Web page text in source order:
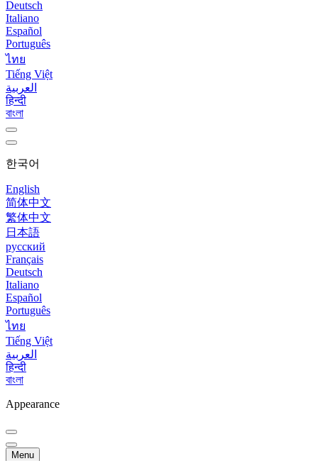
Deutsch
Italiano
Español
Português
ไทย
Tiếng Việt
العربية
हिन्दी
বাংলা
한국어
English
简体中文
繁体中文
日本語
русский
Français
Deutsch
Italiano
Español
Português
ไทย
Tiếng Việt
العربية
हिन्दी
বাংলা
Appearance
Menu